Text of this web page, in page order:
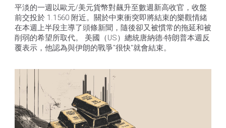
平淡的一週以歐元/美元貨幣對飆升至數週新高收官，收盤
前交投於 1.1560 附近。關於中東衝突即將結束的樂觀情緒
在本週上半段主導了頭條新聞，隨後卻又被慣常的拖延和被
削弱的希望所取代。 美國（US）總統唐納德-特朗普本週反
覆表示，他認為與伊朗的戰爭"很快"就會結束。